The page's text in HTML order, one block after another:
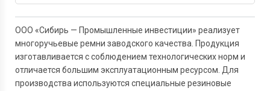
Задать вопрос
ООО «Сибирь — Промышленные инвестиции» реализует
многоручьевые ремни заводского качества. Продукция
изготавливается с соблюдением технологических норм и
отличается большим эксплуатационным ресурсом. Для
производства используются специальные резиновые